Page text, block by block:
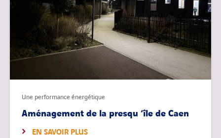
Une performance énergétique
Aménagement de la presqu ‘île de Caen
EN SAVOIR PLUS